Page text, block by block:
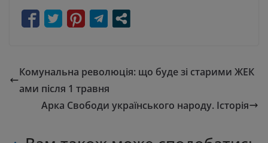
Комунальна революція: що буде зі старими ЖЕК
ами після 1 травня
Арка Свободи українського народу. Історія